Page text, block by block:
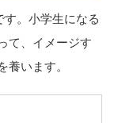
。小学生になる
て、イメージす
います。